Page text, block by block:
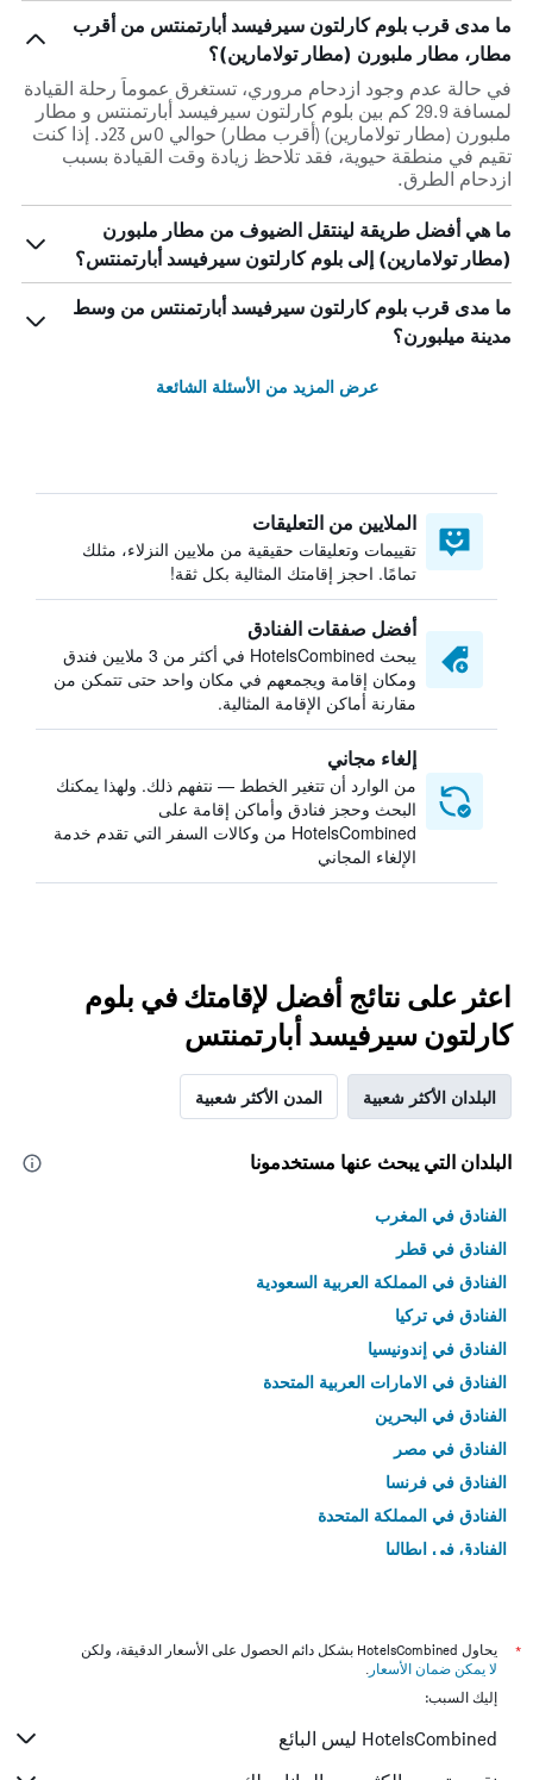
ما مدى قرب بلوم كارلتون سيرفيسد أبارتمنتس من أقرب
مطار، مطار ملبورن (مطار تولامارين)؟
في حالة عدم وجود ازدحام مروري، تستغرق عموماً رحلة القيادة
لمسافة 29.9 كم بين بلوم كارلتون سيرفيسد أبارتمنتس و مطار
ملبورن (مطار تولامارين) (أقرب مطار) حوالي 0س 23د. إذا كنت
تقيم في منطقة حيوية، فقد تلاحظ زيادة وقت القيادة بسبب
ازدحام الطرق.
ما هي أفضل طريقة لينتقل الضيوف من مطار ملبورن
(مطار تولامارين) إلى بلوم كارلتون سيرفيسد أبارتمنتس؟
ما مدى قرب بلوم كارلتون سيرفيسد أبارتمنتس من وسط
مدينة ميلبورن؟
عرض المزيد من الأسئلة الشائعة
الملايين من التعليقات
تقييمات وتعليقات حقيقية من ملايين النزلاء، مثلك
تمامًا. احجز إقامتك المثالية بكل ثقة!
أفضل صفقات الفنادق
يبحث HotelsCombined في أكثر من 3 ملايين فندق
ومكان إقامة ويجمعهم في مكان واحد حتى تتمكن من
مقارنة أماكن الإقامة المثالية.
إلغاء مجاني
من الوارد أن تتغير الخطط — نتفهم ذلك. ولهذا يمكنك
البحث وحجز فنادق وأماكن إقامة على
HotelsCombined من وكالات السفر التي تقدم خدمة
الإلغاء المجاني
اعثر على نتائج أفضل لإقامتك في بلوم
كارلتون سيرفيسد أبارتمنتس
البلدان الأكثر شعبية المدن الأكثر شعبية
البلدان التي يبحث عنها مستخدمونا
الفنادق في المغرب
الفنادق في قطر
الفنادق في المملكة العربية السعودية
الفنادق في تركيا
الفنادق في إندونيسيا
الفنادق في الامارات العربية المتحدة
الفنادق في البحرين
الفنادق في مصر
الفنادق في فرنسا
الفنادق في المملكة المتحدة
الفنادق في إيطاليا
*
يحاول HotelsCombined بشكل دائم الحصول على الأسعار الدقيقة، ولكن
لا يمكن ضمان الأسعار .
إليك السبب:
HotelsCombined ليس البائع